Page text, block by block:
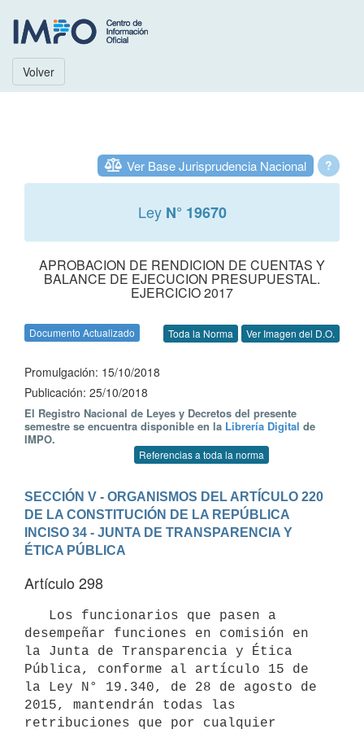
Volver
?
Ver Base Jurisprudencia Nacional
Ley N° 19670
APROBACION DE RENDICION DE CUENTAS Y
BALANCE DE EJECUCION PRESUPUESTAL.
EJERCICIO 2017
Documento Actualizado Toda la Norma Ver Imagen del D.O.
Promulgación: 15/10/2018
Publicación: 25/10/2018
El Registro Nacional de Leyes y Decretos del presente
semestre se encuentra disponible en la Librería Digital de
IMPO.
Referencias a toda la norma
SECCIÓN V - ORGANISMOS DEL ARTÍCULO 220
DE LA CONSTITUCIÓN DE LA REPÚBLICA
INCISO 34 - JUNTA DE TRANSPARENCIA Y
ÉTICA PÚBLICA
Artículo 298
desempeñar funciones en comisión en
la Junta de Transparencia y Ética
Pública, conforme al artículo 15 de
la Ley N° 19.340, de 28 de agosto de
2015, mantendrán todas las
retribuciones que por cualquier